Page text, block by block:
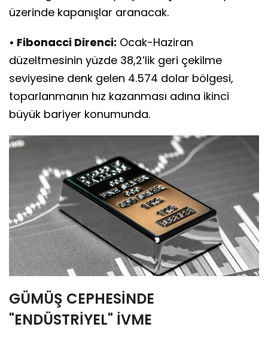
üzerinde kapanışlar aranacak.
• Fibonacci Direnci: Ocak-Haziran
düzeltmesinin yüzde 38,2’lik geri çekilme
seviyesine denk gelen 4.574 dolar bölgesi,
toparlanmanın hız kazanması adına ikinci
büyük bariyer konumunda.
GÜMÜŞ CEPHESİNDE
"ENDÜSTRİYEL" İVME